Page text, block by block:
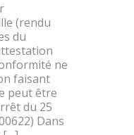
(rendu
du
ne
faisant
peut être
du 25
Dans